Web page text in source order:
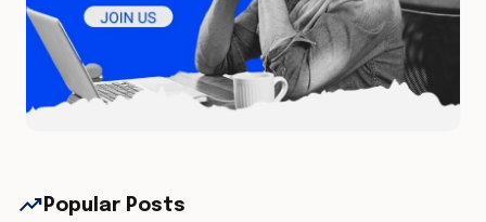
trending_up Popular Posts